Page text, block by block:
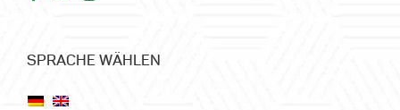
SPRACHE WÄHLEN